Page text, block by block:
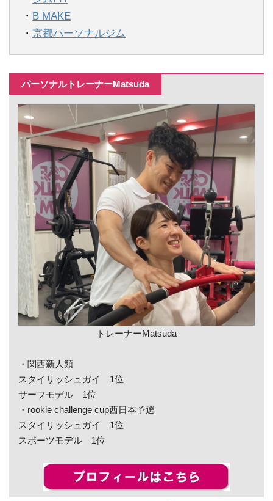
・ B MAKE
・ 京都パーソナルジム
パーソナルトレーナーMatsuda
トレーナーMatsuda
・関西新人類
スタイリッシュガイ 1位
サーフモデル 1位
・rookie challenge cup西日本予選
スタイリッシュガイ 1位
スポーツモデル 1位